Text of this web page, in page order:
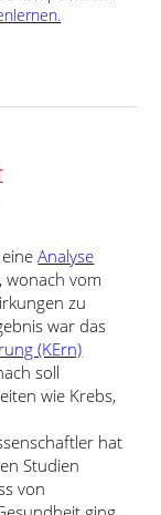
eineAnalyse
wonach vom
zu
war das
(KErn)
soll
wie Krebs,
hat
Studien
von